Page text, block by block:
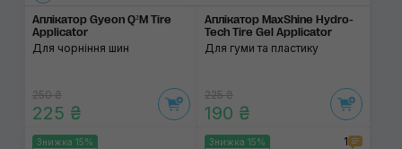
Аплікатор Gyeon Q²M Tire
Applicator
Для чорніння шин
250 ₴
225 ₴
Аплікатор MaxShine Hydro-
Tech Tire Gel Applicator
Для гуми та пластику
225 ₴
190 ₴
Знижка 15% Знижка 15% 1